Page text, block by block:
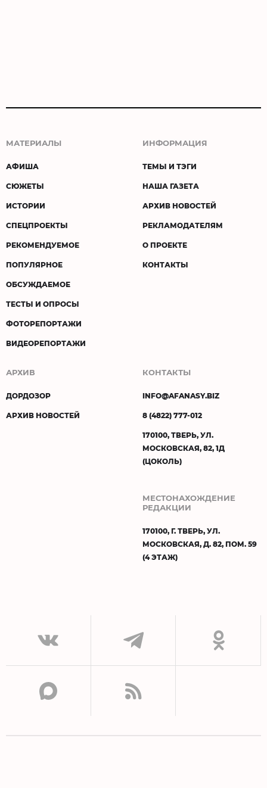
МАТЕРИАЛЫ
АФИША
СЮЖЕТЫ
ИСТОРИИ
СПЕЦПРОЕКТЫ
РЕКОМЕНДУЕМОЕ
ПОПУЛЯРНОЕ
ОБСУЖДАЕМОЕ
ТЕСТЫ И ОПРОСЫ
ФОТОРЕПОРТАЖИ
ВИДЕОРЕПОРТАЖИ
ИНФОРМАЦИЯ
ТЕМЫ И ТЭГИ
НАША ГАЗЕТА
АРХИВ НОВОСТЕЙ
РЕКЛАМОДАТЕЛЯМ
О ПРОЕКТЕ
КОНТАКТЫ
АРХИВ
ДОРДОЗОР
АРХИВ НОВОСТЕЙ
КОНТАКТЫ
INFO@AFANASY.BIZ
8 (4822) 777-012
170100, ТВЕРЬ, УЛ.
МОСКОВСКАЯ, 82, 1Д
(ЦОКОЛЬ)
МЕСТОНАХОЖДЕНИЕ
РЕДАКЦИИ
170100, Г. ТВЕРЬ, УЛ.
МОСКОВСКАЯ, Д. 82, ПОМ. 59
(4 ЭТАЖ)